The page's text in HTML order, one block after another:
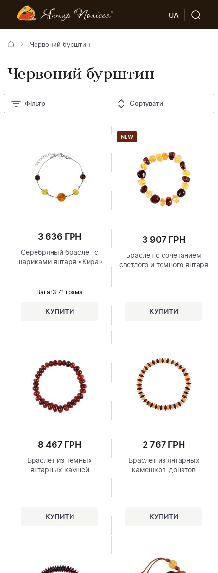
UA
Червоний бурштин
Червоний бурштин
Фільтр Сортувати
3 636 ГРН
Серебряный браслет с
шариками янтаря «Кира»
Вага: 3.71 грама
NEW
3 907 ГРН
Браслет с сочетанием
светлого и темного янтаря
8 467 ГРН
Браслет из темных
янтарных камней
2 767 ГРН
Браслет из янтарных
камешков-донатов